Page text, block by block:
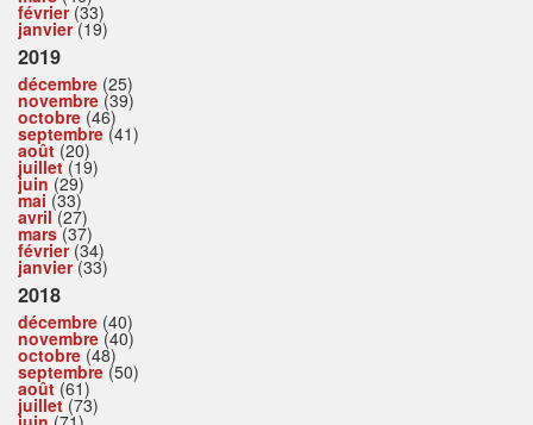
février(33)
janvier(19)
2019
décembre (25)
novembre (39)
octobre (46)
septembre (41)
août (20)
juillet(19)
juin (29)
mai (33)
avril(27)
mars(37)
février(34)
janvier(33)
2018
décembre (40)
novembre (40)
octobre (48)
septembre (50)
août (61)
juillet(73)